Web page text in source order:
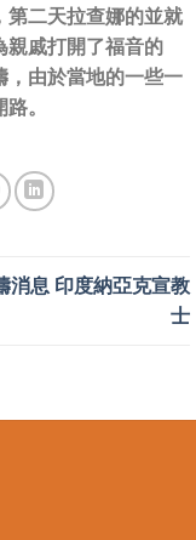
第二天拉查娜的並就
親戚打開了福音的
，由於當地的一些一
。
消息 印度納亞克宣教
士